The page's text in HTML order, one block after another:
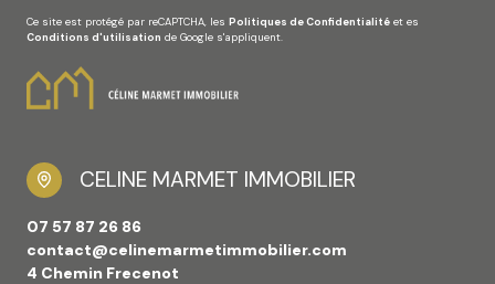
Ce site est protégé par reCAPTCHA, les Politiques de Confidentialité et es
Conditions d'utilisation de Google s'appliquent.
CELINE MARMET IMMOBILIER
07 57 87 26 86
contact@celinemarmetimmobilier.com
4 Chemin Frecenot